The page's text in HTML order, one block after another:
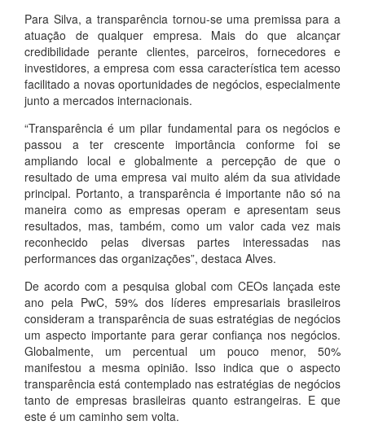
Para Silva, a transparência tornou-se uma premissa para a
atuação de qualquer empresa. Mais do que alcançar
credibilidade perante clientes, parceiros, fornecedores e
investidores, a empresa com essa característica tem acesso
facilitado a novas oportunidades de negócios, especialmente
junto a mercados internacionais.
“Transparência é um pilar fundamental para os negócios e
passou a ter crescente importância conforme foi se
ampliando local e globalmente a percepção de que o
resultado de uma empresa vai muito além da sua atividade
principal. Portanto, a transparência é importante não só na
maneira como as empresas operam e apresentam seus
resultados, mas, também, como um valor cada vez mais
reconhecido pelas diversas partes interessadas nas
performances das organizações”, destaca Alves.
De acordo com a pesquisa global com CEOs lançada este
ano pela PwC, 59% dos líderes empresariais brasileiros
consideram a transparência de suas estratégias de negócios
um aspecto importante para gerar confiança nos negócios.
Globalmente, um percentual um pouco menor, 50%
manifestou a mesma opinião. Isso indica que o aspecto
transparência está contemplado nas estratégias de negócios
tanto de empresas brasileiras quanto estrangeiras. E que
este é um caminho sem volta.